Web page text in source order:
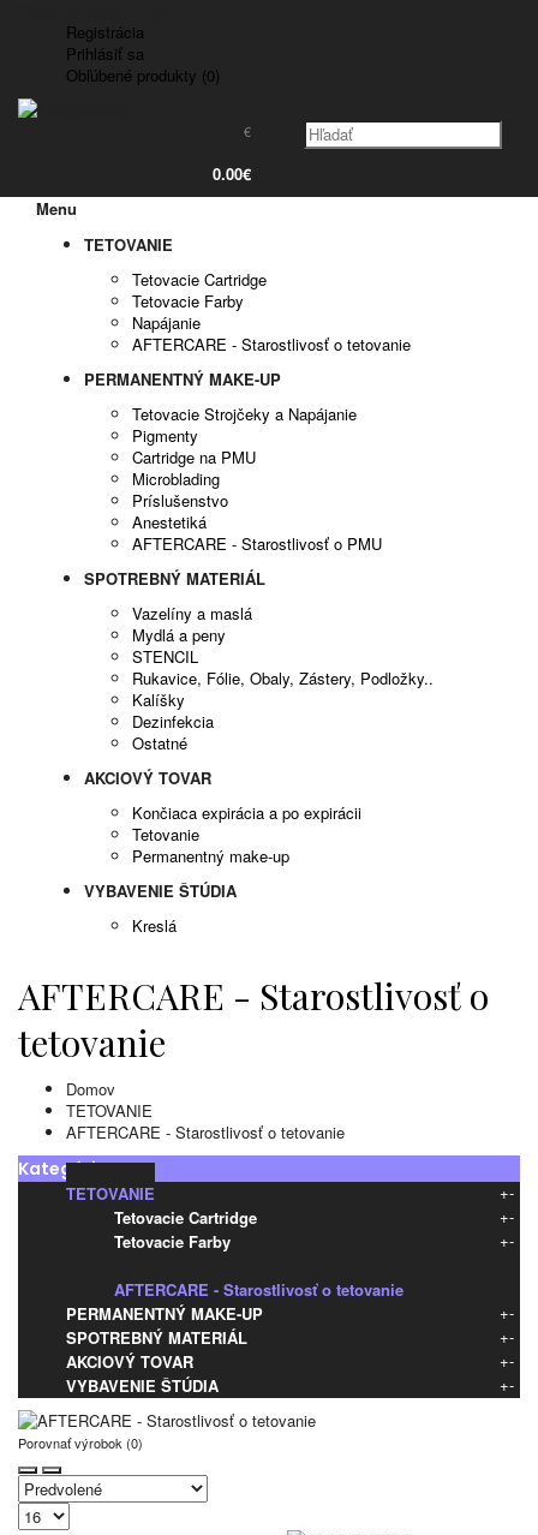
Registrácia
Prihlásiť sa
Obľúbené produkty (0)
€
0.00€
Menu
TETOVANIE
Tetovacie Cartridge
Tetovacie Farby
Napájanie
AFTERCARE - Starostlivosť o tetovanie
PERMANENTNÝ MAKE-UP
Tetovacie Strojčeky a Napájanie
Pigmenty
Cartridge na PMU
Microblading
Príslušenstvo
Anestetiká
AFTERCARE - Starostlivosť o PMU
SPOTREBNÝ MATERIÁL
Vazelíny a maslá
Mydlá a peny
STENCIL
Rukavice, Fólie, Obaly, Zástery, Podložky..
Kalíšky
Dezinfekcia
Ostatné
AKCIOVÝ TOVAR
Končiaca expirácia a po expirácii
Tetovanie
Permanentný make-up
VYBAVENIE ŠTÚDIA
Kreslá
AFTERCARE - Starostlivosť o
tetovanie
Domov
TETOVANIE
AFTERCARE - Starostlivosť o tetovanie
Kategórie
TETOVANIE +-
Tetovacie Cartridge
+-
Tetovacie Farby
+-
AFTERCARE - Starostlivosť o tetovanie
PERMANENTNÝ MAKE-UP
+-
SPOTREBNÝ MATERIÁL
+-
AKCIOVÝ TOVAR
+-
VYBAVENIE ŠTÚDIA
+-
Porovnať výrobok (0)